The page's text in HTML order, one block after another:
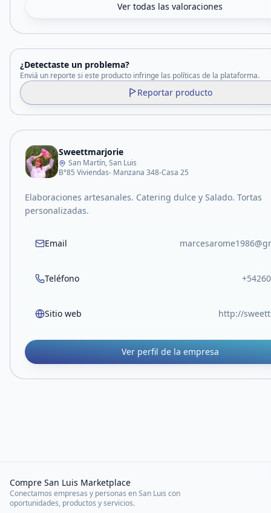
Ver todas las valoraciones
¿Detectaste un problema?
Enviá un reporte si este producto infringe las políticas de la plataforma.
Reportar producto
Sweettmarjorie
San Martín, San Luis
B°85 Viviendas- Manzana 348-Casa 25
Elaboraciones artesanales. Catering dulce y Salado. Tortas
personalizadas.
Email
Teléfono
Sitio web http://
Ver perfil de la empresa
Compre San Luis Marketplace
Conectamos empresas y personas en San Luis con
oportunidades, productos y servicios.